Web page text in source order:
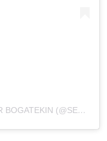
EIN BEITRAG GETEILT VON SERDAR BOGATEKIN (@SERDAR_LUNATIX)